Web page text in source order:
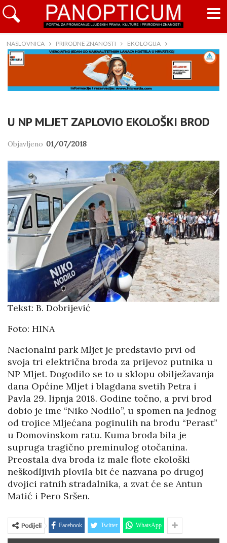
NASLOVNICA PRIRODNE ZNANOSTI EKOLOGIJA
U NP MLJET ZAPLOVIO EKOLOŠKI BROD
Objavljeno 01/07/2018
Tekst: B. Dobrijević
Foto: HINA
Nacionalni park Mljet je predstavio prvi od
svoja tri električna broda za prijevoz putnika u
NP Mljet. Dogodilo se to u sklopu obilježavanja
dana Općine Mljet i blagdana svetih Petra i
Pavla 29. lipnja 2018. Godine točno, a prvi brod
dobio je ime “Niko Nodilo”, u spomen na jednog
od trojice Mljećana poginulih na brodu “Perast”
u Domovinskom ratu. Kuma broda bila je
supruga tragično preminulog otočanina.
Preostala dva broda iz male flote ekološki
neškodljivih plovila bit će nazvana po drugoj
dvojici ratnih stradalnika, a zvat će se Antun
Matić i Pero Sršen.
Podijeli Facebook Twitter WhatsApp